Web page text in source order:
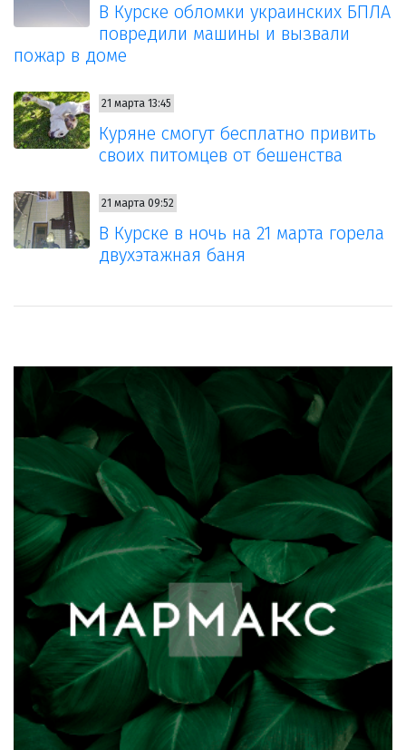
В Курске обломки украинских БПЛА
повредили машины и вызвали
пожар в доме
21 марта 13:45
Куряне смогут бесплатно привить
своих питомцев от бешенства
21 марта 09:52
В Курске в ночь на 21 марта горела
двухэтажная баня